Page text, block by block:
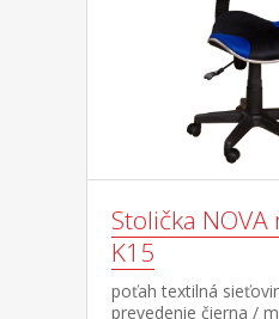
Stolička NOVA
K15
poťah textilná
prevedenie čierna /